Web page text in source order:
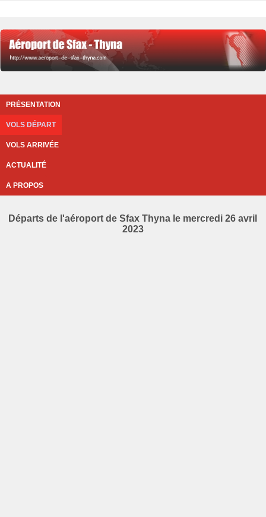
PRÉSENTATION
VOLS DÉPART
VOLS ARRIVÉE
ACTUALITÉ
A PROPOS
Départs de l'aéroport de Sfax Thyna le mercredi 26 avril
2023